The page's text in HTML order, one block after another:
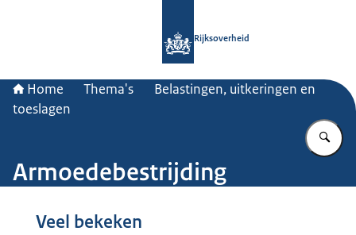
Rijksoverheid
Home Thema's
Belastingen, uitkeringen en
toeslagen
Armoedebestrijding
Veel bekeken